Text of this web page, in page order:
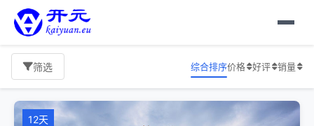
筛选 综合排序价格 好评 销量
12天